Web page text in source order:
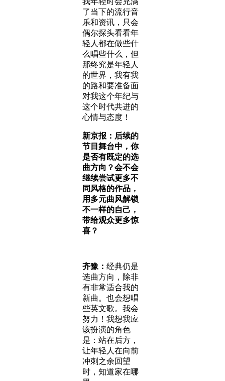
了当下的流行音
乐和资讯，只会
偶尔探头看看年
轻人都在做些什
么唱些什么，但
那终究是年轻人
的世界，我有我
的路和要准备面
对我这个年纪与
这个时代共进的
心情与态度！
新京报：后续的
节目舞台中，你
是否有既定的选
曲方向？会不会
继续尝试更多不
同风格的作品，
用多元曲风解锁
不一样的自己，
带给观众更多惊
喜？
齐豫： 经典仍是
选曲方向，除非
有非常适合我的
新曲。也会想唱
些英文歌。我会
努力！我想我应
该扮演的角色
是：站在后方，
让年轻人在向前
冲刺之余回望
时，知道家在哪